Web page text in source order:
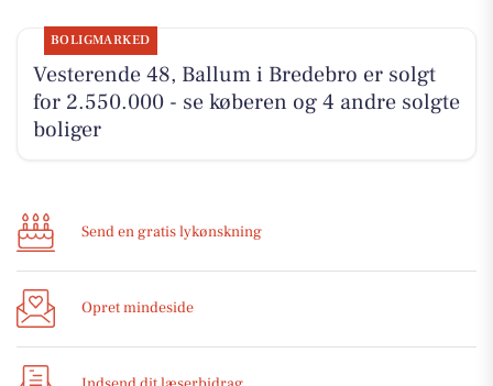
BOLIGMARKED
Vesterende 48, Ballum i Bredebro er solgt
for 2.550.000 - se køberen og 4 andre solgte
boliger
Send en gratis lykønskning
Opret mindeside